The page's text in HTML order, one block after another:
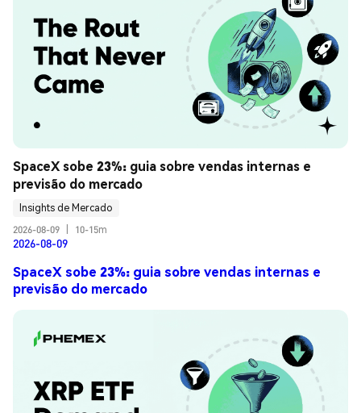
SpaceX sobe 23%: guia sobre vendas internas e
previsão do mercado
Insights de Mercado
2026-08-09
10-15m
2026-08-09
SpaceX sobe 23%: guia sobre vendas internas e
previsão do mercado